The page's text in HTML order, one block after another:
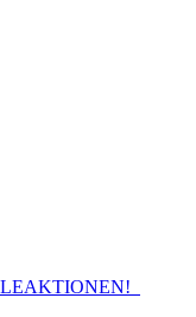
AKTIONEN!